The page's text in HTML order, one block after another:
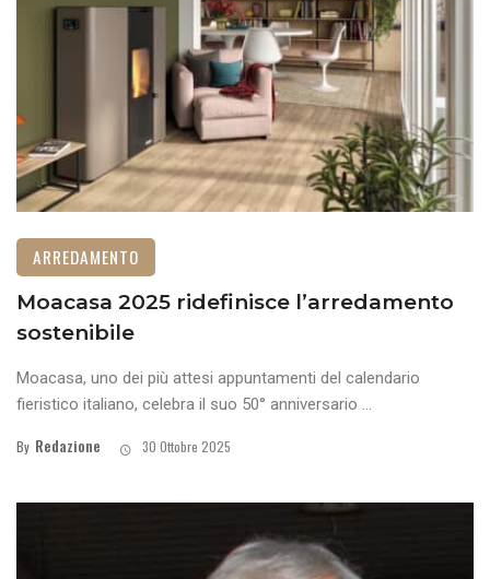
ARREDAMENTO
Moacasa 2025 ridefinisce l’arredamento
sostenibile
Moacasa, uno dei più attesi appuntamenti del calendario
fieristico italiano, celebra il suo 50° anniversario ...
By Redazione 30 Ottobre 2025